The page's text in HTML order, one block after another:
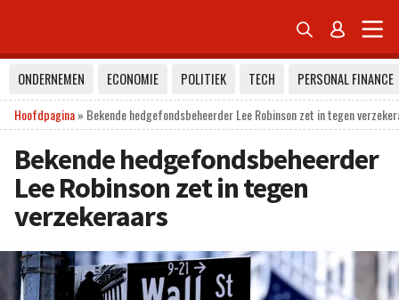
 
ONDERNEMEN ECONOMIE POLITIEK TECH
PERSONAL FINANCE
Hoofdpagina» Bekende hedgefondsbeheerder Lee Robinson zet in tegen
Bekende hedgefondsbeheerder
Lee Robinson zet in tegen
verzekeraars